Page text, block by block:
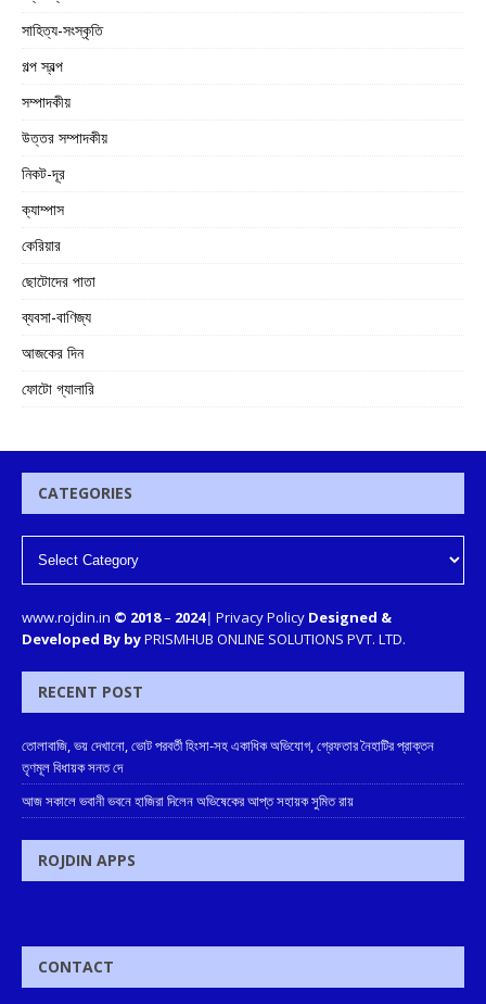
সাহিত্য-সংস্কৃতি
গল্প স্বল্প
সম্পাদকীয়
উত্তর সম্পাদকীয়
নিকট-দূর
ক্যাম্পাস
কেরিয়ার
ছোটোদের পাতা
ব্যবসা-বাণিজ্য
আজকের দিন
ফোটো গ্যালারি
CATEGORIES
www.rojdin.in © 2018– 2024| Privacy Policy Designed &
Developed By byPRISMHUB ONLINE SOLUTIONS PVT. LTD.
RECENT POST
তোলাবাজি, ভয় দেখানো, ভোট পরবর্তী হিংসা-সহ একাধিক অভিযোগ, গ্রেফতার নৈহাটির প্রাক্তন
তৃণমূল বিধায়ক সনত দে
আজ সকালে ভবানী ভবনে হাজিরা দিলেন অভিষেকের আপ্ত সহায়ক সুমিত রায়
ROJDIN APPS
CONTACT